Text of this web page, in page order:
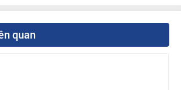
quan